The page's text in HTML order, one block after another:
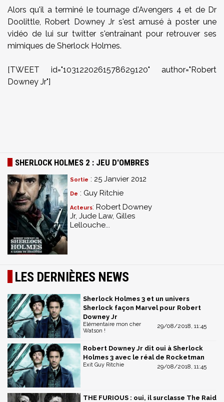
Alors qu'il a terminé le tournage d'Avengers 4 et de Dr
Doolittle, Robert Downey Jr s'est amusé à poster une
vidéo de lui sur twitter s'entraînant pour retrouver ses
mimiques de Sherlock Holmes.
[TWEET id="1031220261578629120" author="Robert
Downey Jr"]
SHERLOCK HOLMES 2 : JEU D'OMBRES
Sortie : 25 Janvier 2012
De : Guy Ritchie
Acteurs: Robert Downey
Jr, Jude Law, Gilles
Lellouche...
LES DERNIÈRES NEWS
Sherlock Holmes 3 et un univers
Sherlock façon Marvel pour Robert
Downey Jr
29/08/2018, 11:45
Elémentaire mon cher
Watson !
Robert Downey Jr dit oui à Sherlock
Holmes 3 avec le réal de Rocketman
29/08/2018, 11:45
Exit Guy Ritchie
THE FURIOUS : oui, il surclasse The Raid